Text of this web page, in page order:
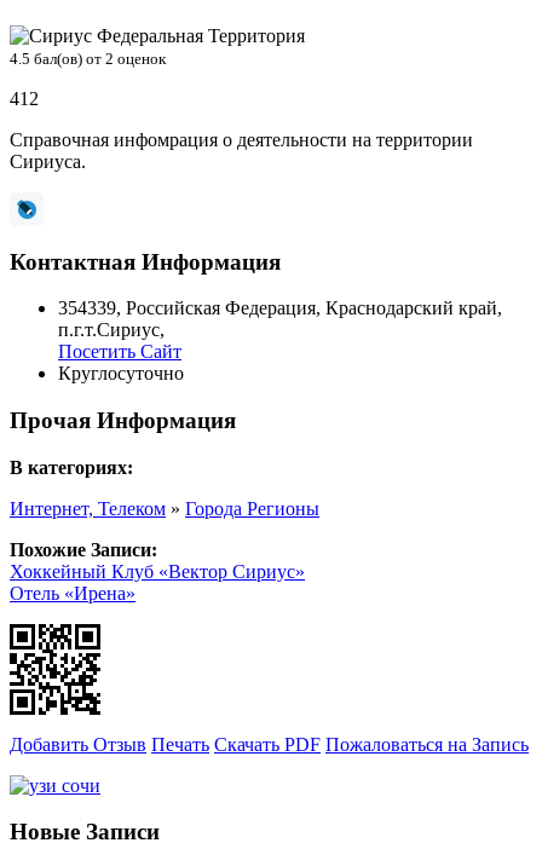
4.5 бал(ов) от 2 оценок
412
Справочная инфомрация о деятельности на территории
Сириуса.
Контактная Информация
354339, Российская Федерация, Краснодарский край,
п.г.т.Сириус,
Посетить Сайт
Круглосуточно
Прочая Информация
В категориях:
Интернет, Телеком » Города Регионы
Похожие Записи:
Хоккейный Клуб «Вектор Сириус»
Отель «Ирена»
Добавить Отзыв Печать Скачать PDF Пожаловаться на Запись
Новые Записи